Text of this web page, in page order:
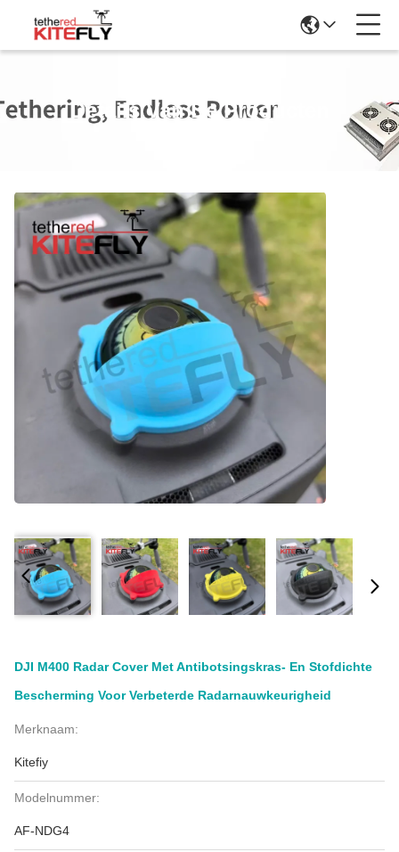
Details Van De Producten
DJI M400 Radar Cover Met Antibotsingskras- En Stofdichte
Bescherming Voor Verbeterde Radarnauwkeurigheid
Merknaam:
Kitefiy
Modelnummer:
AF-NDG4